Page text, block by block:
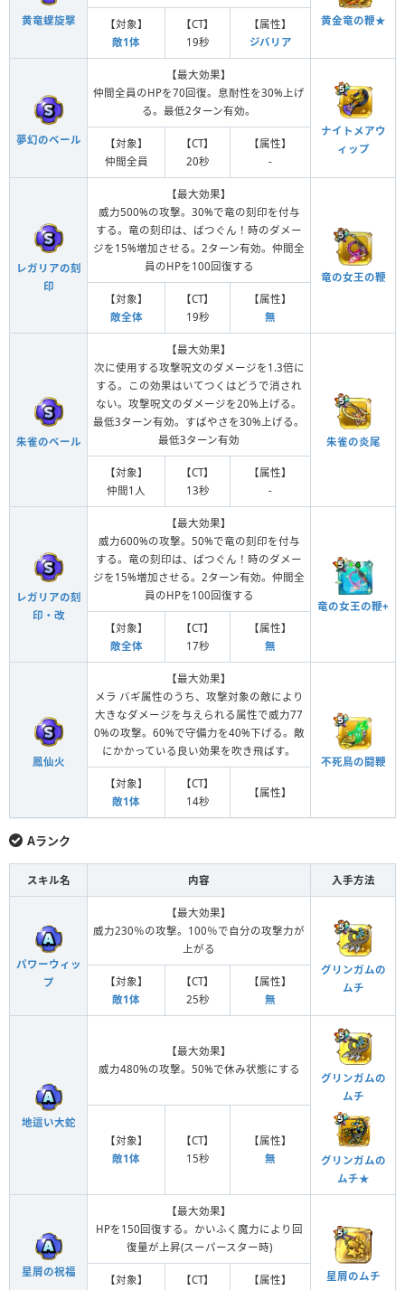
黄竜螺旋撃 黄金竜の鞭★
【対象】
敵1体
【CT】
19秒
【属性】
ジバリア
夢幻のベール
【最大効果】
仲間全員のHPを70回復。息耐性を30%上げ
る。最低2ターン有効。
ナイトメアウ
ィップ
【対象】
仲間全員
【CT】
20秒
【属性】
-
レガリアの刻
印
【最大効果】
威力500%の攻撃。30%で竜の刻印を付与
する。竜の刻印は、ばつぐん！時のダメー
ジを15%増加させる。2ターン有効。仲間全
員のHPを100回復する
竜の女王の鞭
【対象】
敵全体
【CT】
19秒
【属性】
無
朱雀のベール
【最大効果】
次に使用する攻撃呪文のダメージを1.3倍に
する。この効果はいてつくはどうで消され
ない。攻撃呪文のダメージを20%上げる。
最低3ターン有効。すばやさを30%上げる。
最低3ターン有効
朱雀の炎尾
【対象】
仲間1人
【CT】
13秒
【属性】
-
レガリアの刻
印・改
【最大効果】
威力600%の攻撃。50%で竜の刻印を付与
する。竜の刻印は、ばつぐん！時のダメー
ジを15%増加させる。2ターン有効。仲間全
員のHPを100回復する
竜の女王の鞭+
【対象】
敵全体
【CT】
17秒
【属性】
無
鳳仙火
【最大効果】
メラ バギ属性のうち、攻撃対象の敵により
大きなダメージを与えられる属性で威力77
0%の攻撃。60%で守備力を40%下げる。敵
にかかっている良い効果を吹き飛ばす。
不死鳥の闘鞭
【対象】
敵1体
【CT】
14秒
【属性】
Aランク
スキル名 内容 入手方法
パワーウィッ
プ
【最大効果】
威力230％の攻撃。100％で自分の攻撃力が
上がる
グリンガムの
ムチ
【対象】
敵1体
【CT】
25秒
【属性】
無
地這い大蛇
【最大効果】
威力480%の攻撃。50%で休み状態にする
グリンガムの
ムチ
グリンガムの
ムチ★
【対象】
敵1体
【CT】
15秒
【属性】
無
星屑の祝福
【最大効果】
HPを150回復する。かいふく魔力により回
復量が上昇(スーパースター時)
星屑のムチ
【対象】 【CT】 【属性】